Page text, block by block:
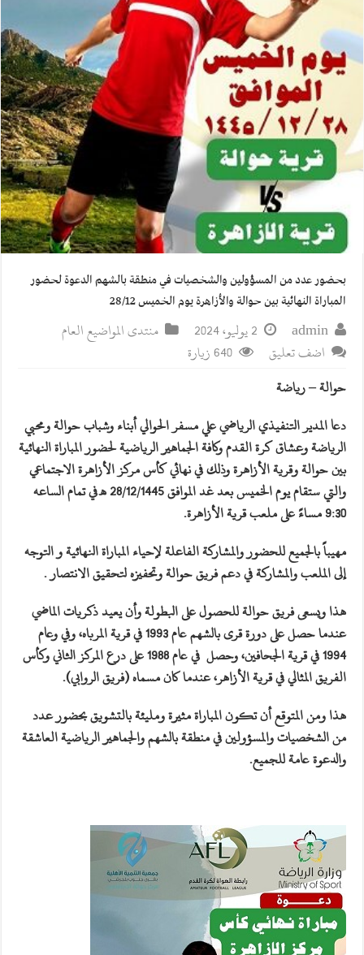
بحضور عدد من المسؤولين والشخصيات في منطقة بالشهم الدعوة لحضور
المباراة النهائية بين حوالة والأزاهرة يوم الخميس 28/12
admin 2 يوليو، 2024
منتدى المواضيع العام
اضف تعليق
640 زيارة
حوالة – رياضة
دعا المدير التنفيذي الرياضي علي مسفر الحوالي أبناء وشباب حوالة ومحبي
الرياضة وعشاق كرة القدم وكافة الجماهير الرياضية لحضور المباراة النهائية
بين حوالة وقرية الأزاهرة وذلك في نهائي كأس مركز الأزاهرة الاجتماعي
والتي ستقام يوم الخميس بعد غد الموافق 28/12/1445 هـ في تمام الساعه
9:30 مساءً على ملعب قرية الأزاهرة.
مهيباً بالجميع للحضور والمشاركة الفاعلة لإحياء المباراة النهائية و التوجه
إلى الملعب والمشاركة في دعم فريق حوالة وتحفيزه لتحقيق الانتصار .
هذا ويسعى فريق حوالة للحصول على البطولة وأن يعيد ذكريات الماضي
عندما حصل على دورة قرى بالشهم عام 1993 في قرية المرباه، وفي وعام
1994 في قرية الجحافين، وحصل في عام 1988 على درع المركز الثاني وكأس
الفريق المثالي في قرية الأزاهر، عندما كان مسماه (فريق الروابي).
هذا ومن المتوقع أن تكون المباراة مثيرة ومليئة بالتشويق بحضور عدد
من الشخصيات والمسؤولين في منطقة بالشهم والجماهير الرياضية العاشقة
والدعوة عامة للجميع.